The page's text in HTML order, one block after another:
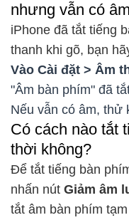
nhưng vẫn có
iPhone đã tắt tiếng
thanh khi gõ, bạn
Vào Cài đặt > Âm
"Âm bàn phím" đã
Nếu vẫn có âm, thử
Có cách nào tắt
thời không?
Để tắt tiếng bàn
nhấn nút Giảm âm
tắt âm bàn phím